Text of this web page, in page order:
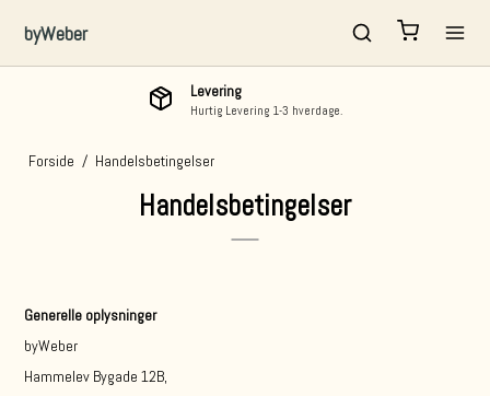
byWeber
Levering
Hurtig Levering 1-3 hverdage.
Forside / Handelsbetingelser
Handelsbetingelser
Generelle oplysninger
byWeber
Hammelev Bygade 12B,